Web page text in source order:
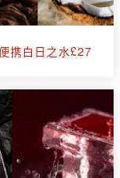
携白日之水£27